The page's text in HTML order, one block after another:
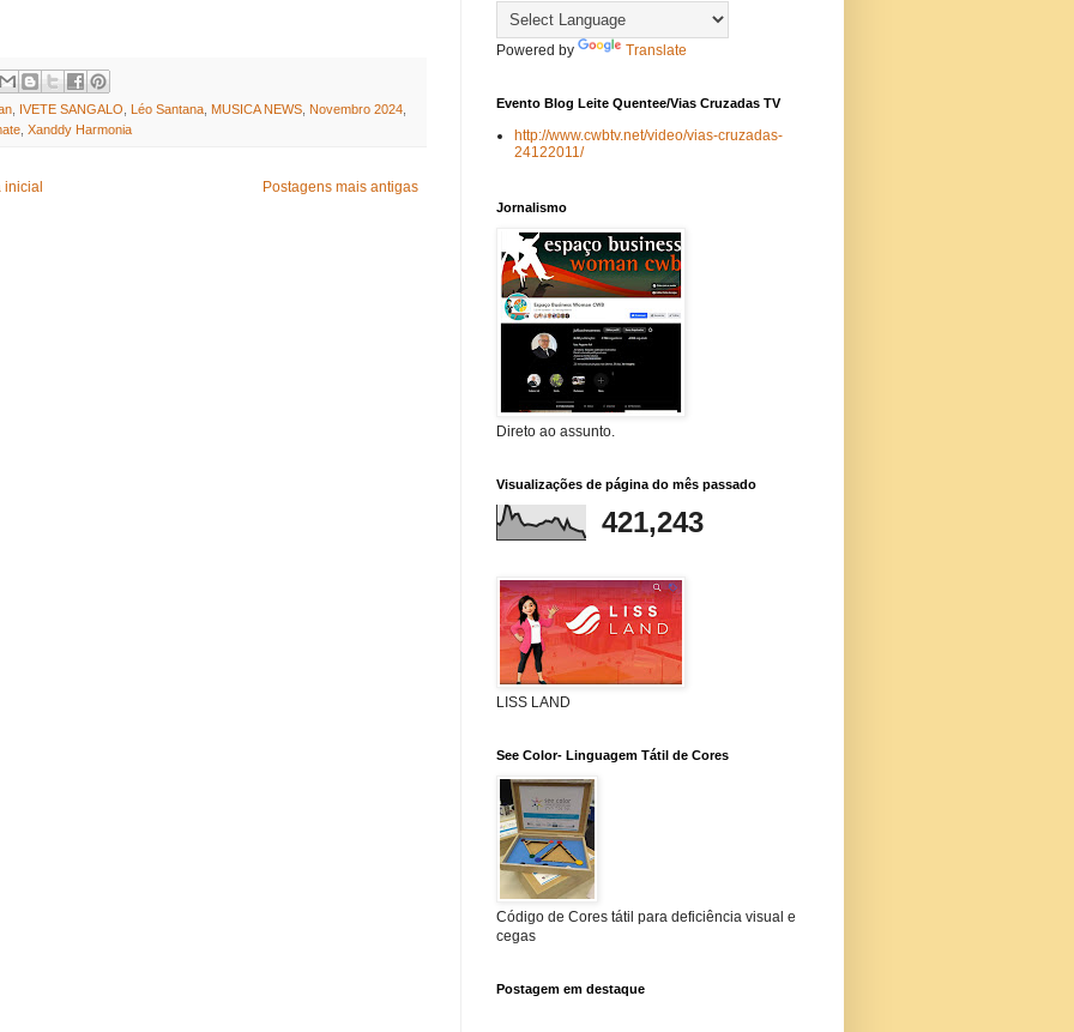
IVETE SANGALO Léo Santana MUSICA NEWS Novembro 2024
Xanddy Harmonia
Postagens mais antigas
inicial
Powered by Translate
Evento Blog Leite Quentee/Vias Cruzadas TV
http://www.cwbtv.net/video/vias-cruzadas-
24122011/
Jornalismo
Direto ao assunto.
Visualizações de página do mês passado
421,243
LISS LAND
See Color- Linguagem Tátil de Cores
Código de Cores tátil para deficiência visual e
cegas
Postagem em destaque